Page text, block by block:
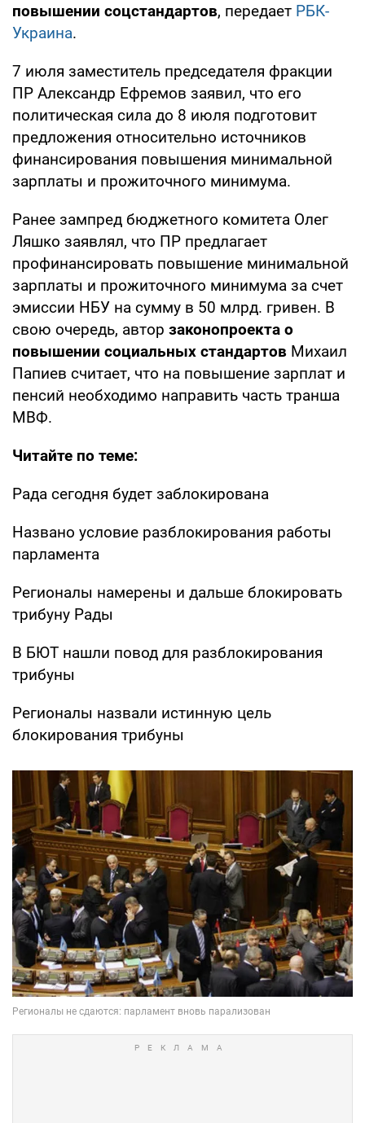
повышении соцстандартов, передает РБК-
Украина.
7 июля заместитель председателя фракции
ПР Александр Ефремов заявил, что его
политическая сила до 8 июля подготовит
предложения относительно источников
финансирования повышения минимальной
зарплаты и прожиточного минимума.
Ранее зампред бюджетного комитета Олег
Ляшко заявлял, что ПР предлагает
профинансировать повышение минимальной
зарплаты и прожиточного минимума за счет
эмиссии НБУ на сумму в 50 млрд. гривен. В
свою очередь, автор законопроекта о
повышении социальных стандартов Михаил
Папиев считает, что на повышение зарплат и
пенсий необходимо направить часть транша
МВФ.
Читайте по теме:
Рада сегодня будет заблокирована
Названо условие разблокирования работы
парламента
Регионалы намерены и дальше блокировать
трибуну Рады
В БЮТ нашли повод для разблокирования
трибуны
Регионалы назвали истинную цель
блокирования трибуны